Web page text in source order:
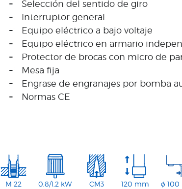
Selección del sentido de giro
Interruptor general
Equipo eléctrico a bajo voltaje
Equipo eléctrico en armario
Protector de brocas con micro de
Mesa fija
Engrase de engranajes por bomba
Normas CE
M 22
0,8/1,2 kW
CM3 120 mm ø